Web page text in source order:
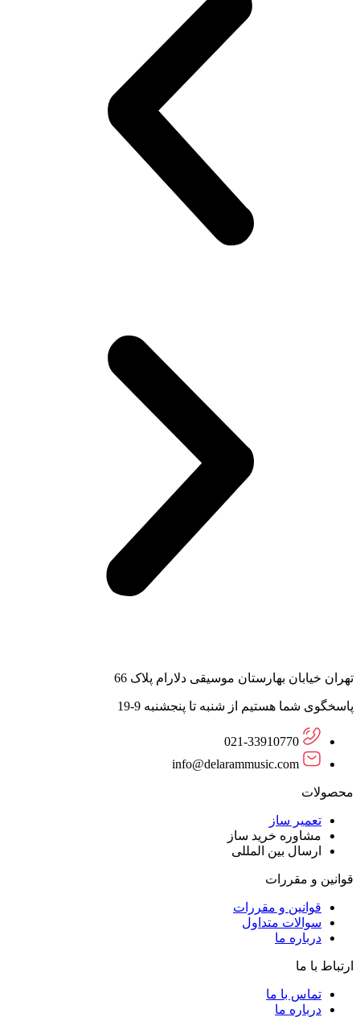
تهران خیابان بهارستان موسیقی دلارام پلاک 66
پاسخگوی شما هستیم از شنبه تا پنجشنبه 9-19
021-33910770
info@delarammusic.com
محصولات
تعمیر ساز
مشاوره خرید ساز
ارسال بین المللی
قوانین و مقررات
قوانین و مقررات
سوالات متداول
درباره ما
ارتباط با ما
تماس با ما
درباره ما